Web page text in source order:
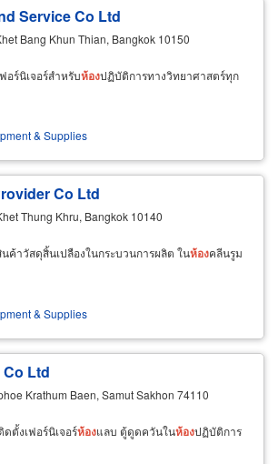
Service Co Ltd
Bang Khun Thian, Bangkok 10150
อร์นิเจอร์สำหรับห้องปฏิบัติการทางวิทยาศาสตร์ทุก
& Supplies
Co Ltd
Thung Khru, Bangkok 10140
ค้าวัสดุสิ้นเปลืองในกระบวนการผลิต ในห้องคลีนรูม
& Supplies
Ltd
Krathum Baen, Samut Sakhon 74110
ดตั้งเฟอร์นิเจอร์ห้องแลบ ตู้ดูดควันในห้องปฏิบัติการ